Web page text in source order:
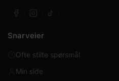
Snarveier
Ofte stilte spørsmål
Min side